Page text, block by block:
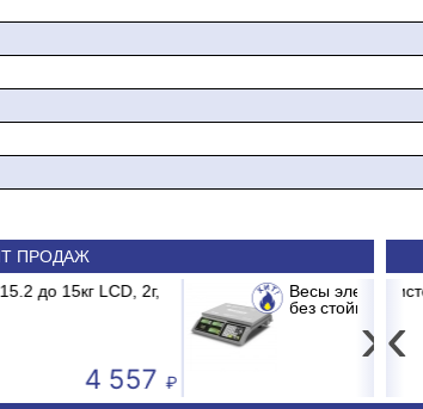
ПРОДАЖ
MERTECH M-ER 326 AC-15.2 до 15кг LCD, 2г,
›
ABASK ABK-12 BRG/TC2/E1 BURGOS BLACK
‹